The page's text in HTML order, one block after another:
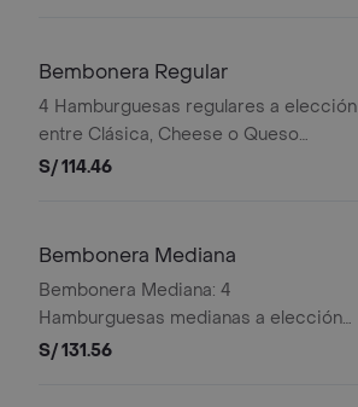
Bembonera Regular
4 Hamburguesas regulares a elección
entre Clásica, Cheese o Queso
Tocino (máximo 2 unidades por tipo),
S/ 114.46
Bembonera Mediana
Bembonera Mediana: 4
Hamburguesas medianas a elección
entre Clásica, Cheese o Queso
S/ 131.56